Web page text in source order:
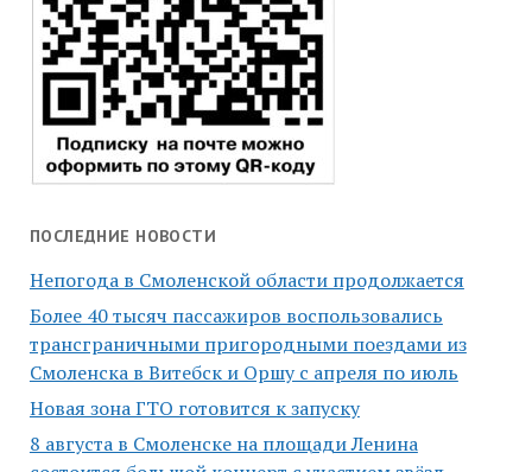
ПОСЛЕДНИЕ НОВОСТИ
Непогода в Смоленской области продолжается
Более 40 тысяч пассажиров воспользовались
трансграничными пригородными поездами из
Смоленска в Витебск и Оршу с апреля по июль
Новая зона ГТО готовится к запуску
8 августа в Смоленске на площади Ленина